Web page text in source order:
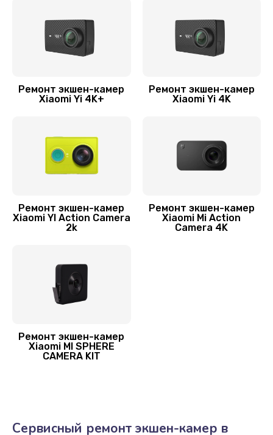
Прошивка (Обновление ПО)
Ремонт экшен-камер
Xiaomi Yi 4K+
Ремонт экшен-камер
Xiaomi Yi 4K
Ремонт экшен-камер
Xiaomi YI Action Camera
2k
Ремонт экшен-камер
Xiaomi Mi Action
Camera 4K
Ремонт экшен-камер
Xiaomi MI SPHERE
CAMERA KIT
Сервисный ремонт экшен-камер в